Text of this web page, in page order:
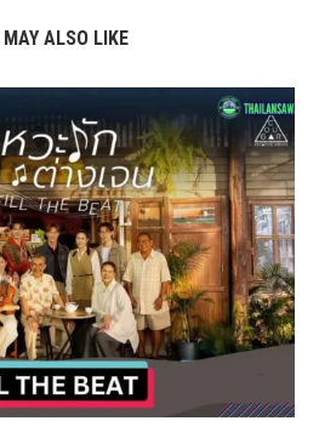
MAY ALSO LIKE